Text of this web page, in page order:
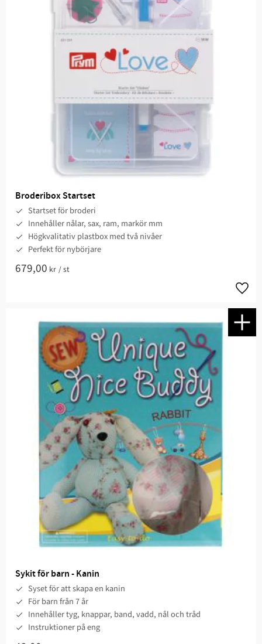
Broderibox Startset
Startset för broderi
Innehåller nålar, sax, ram, markör mm
Högkvalitativ plastbox med två nivåer
Perfekt för nybörjare
679,00 kr /st
Sykit för barn - Kanin
Syset för att skapa en kanin
För barn från 7 år
Innehåller tyg, knappar, band, vadd, nål och tråd
Instruktioner på eng